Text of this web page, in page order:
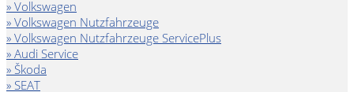
» Volkswagen
» Volkswagen Nutzfahrzeuge
» Volkswagen Nutzfahrzeuge ServicePlus
» Audi Service
» Škoda
» SEAT